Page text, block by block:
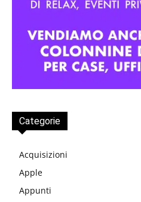
Categorie
Acquisizioni
Apple
Appunti